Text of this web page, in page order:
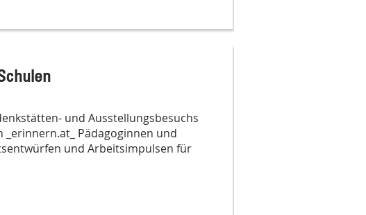
und Ausstellungsbesuchs
Pädagoginnen und
und Arbeitsimpulsen für